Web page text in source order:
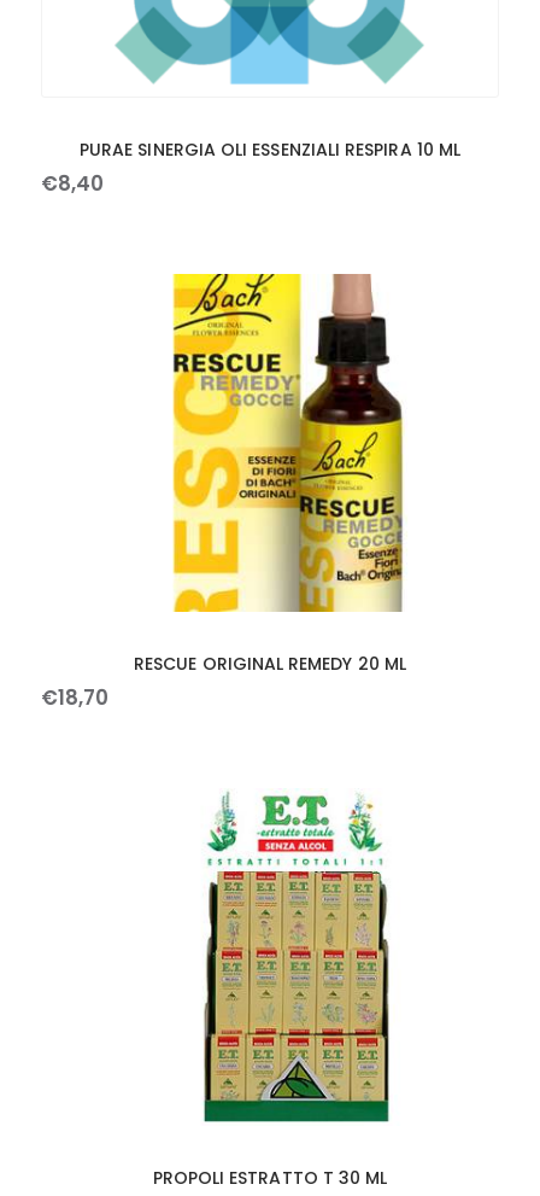
PURAE SINERGIA OLI ESSENZIALI RESPIRA 10 ML
€8,40
RESCUE ORIGINAL REMEDY 20 ML
€18,70
PROPOLI ESTRATTO T 30 ML